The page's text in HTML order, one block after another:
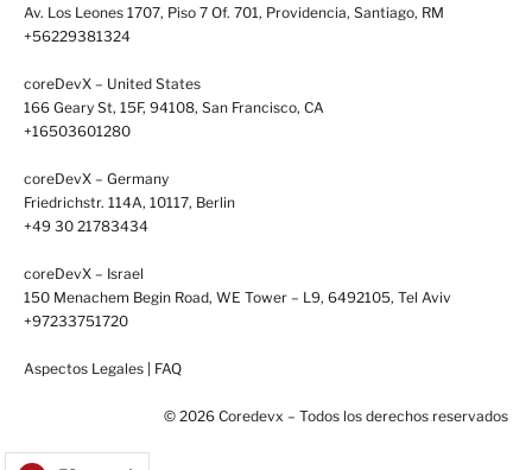
Av. Los Leones 1707, Piso 7 Of. 701, Providencia, Santiago, RM
+56229381324
coreDevX – United States
166 Geary St, 15F, 94108, San Francisco, CA
+16503601280
coreDevX – Germany
Friedrichstr. 114A, 10117, Berlin
+49 30 21783434
coreDevX – Israel
150 Menachem Begin Road, WE Tower – L9, 6492105, Tel Aviv
+97233751720
Aspectos Legales FAQ
© 2026 Coredevx – Todos los derechos reservados